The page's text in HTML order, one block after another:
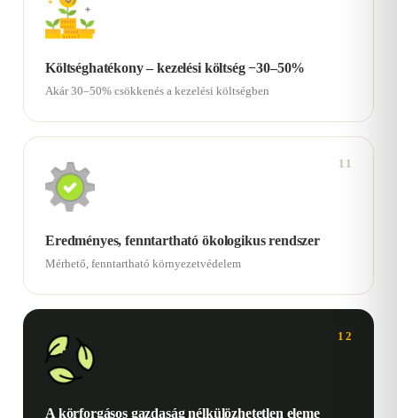
Költséghatékony – kezelési költség −30–50%
Akár 30–50% csökkenés a kezelési költségben
11
Eredményes, fenntartható ökologikus rendszer
Mérhető, fenntartható környezetvédelem
12
A körforgásos gazdaság nélkülözhetetlen eleme